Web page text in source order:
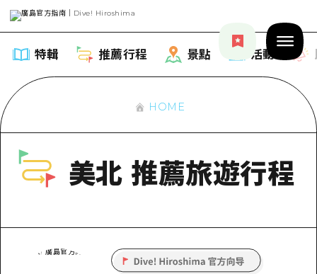
特輯 推薦行程 景點 活動
特輯
推薦
藝術
Dive! Hiroshima 官方向導
HOME
美北 推薦旅遊行程